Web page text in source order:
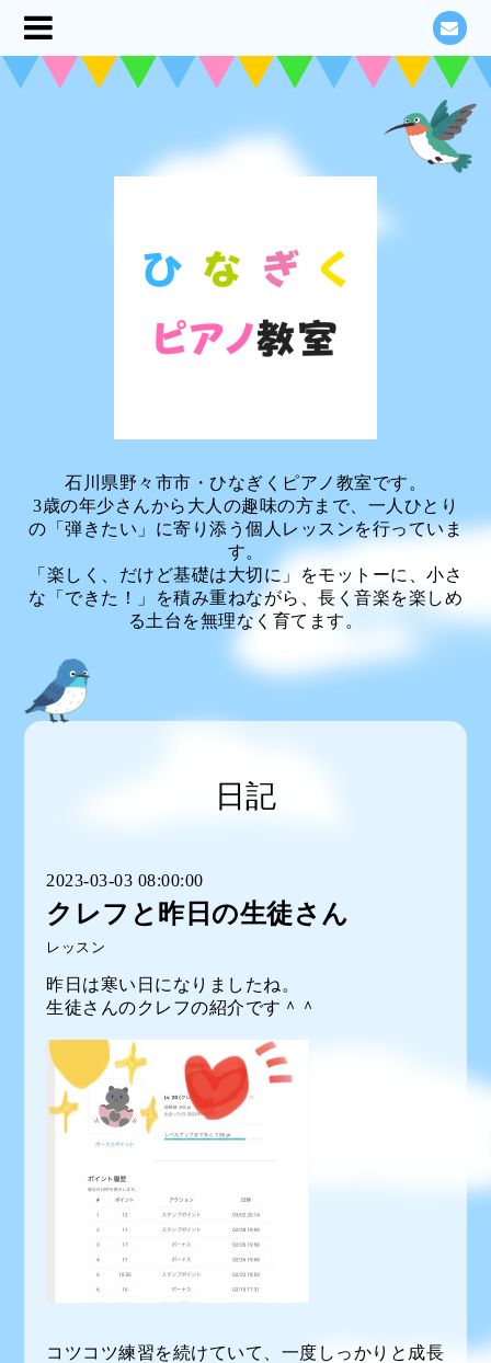
石川県野々市市・ひなぎくピアノ教室です。
3歳の年少さんから大人の趣味の方まで、一人ひとり
の「弾きたい」に寄り添う個人レッスンを行っていま
す。
「楽しく、だけど基礎は大切に」をモットーに、小さ
な「できた！」を積み重ねながら、長く音楽を楽しめ
る土台を無理なく育てます。
日記
2023-03-03 08:00:00
クレフと昨日の生徒さん
レッスン
昨日は寒い日になりましたね。
生徒さんのクレフの紹介です＾＾
コツコツ練習を続けていて、一度しっかりと成長